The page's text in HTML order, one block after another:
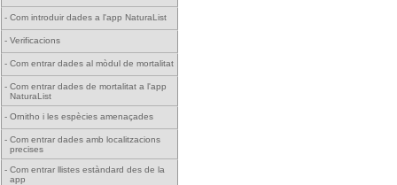
- Com introduir dades a l'app NaturaList
- Verificacions
- Com entrar dades al mòdul de mortalitat
- Com entrar dades de mortalitat a l'app
NaturaList
- Ornitho i les espècies amenaçades
- Com entrar dades amb localitzacions
precises
- Com entrar llistes estàndard des de la
app